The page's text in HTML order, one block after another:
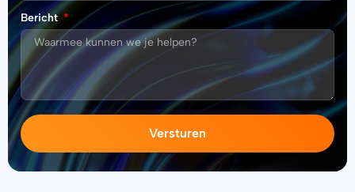
Bericht
Versturen